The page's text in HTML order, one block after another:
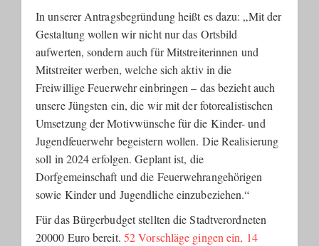
In unserer Antragsbegründung heißt es dazu: „Mit der
Gestaltung wollen wir nicht nur das Ortsbild
aufwerten, sondern auch für Mitstreiterinnen und
Mitstreiter werben, welche sich aktiv in die
Freiwillige Feuerwehr einbringen – das bezieht auch
unsere Jüngsten ein, die wir mit der fotorealistischen
Umsetzung der Motivwünsche für die Kinder- und
Jugendfeuerwehr begeistern wollen. Die Realisierung
soll in 2024 erfolgen. Geplant ist, die
Dorfgemeinschaft und die Feuerwehrangehörigen
sowie Kinder und Jugendliche einzubeziehen.“
Für das Bürgerbudget stellten die Stadtverordneten
20000 Euro bereit. 52 Vorschläge gingen ein, 14